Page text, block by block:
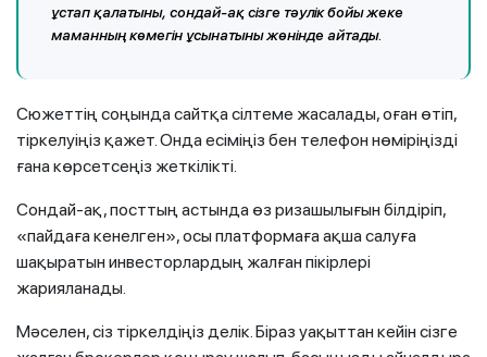
ұстап қалатыны, сондай-ақ сізге тәулік бойы жеке
маманның көмегін ұсынатыны жөнінде айтады.
Сюжеттің соңында сайтқа сілтеме жасалады, оған өтіп,
тіркелуіңіз қажет. Онда есіміңіз бен телефон нөміріңізді
ғана көрсетсеңіз жеткілікті.
Сондай-ақ, посттың астында өз ризашылығын білдіріп,
«пайдаға кенелген», осы платформаға ақша салуға
шақыратын инвесторлардың жалған пікірлері
жарияланады.
Мәселен, сіз тіркелдіңіз делік. Біраз уақыттан кейін сізге